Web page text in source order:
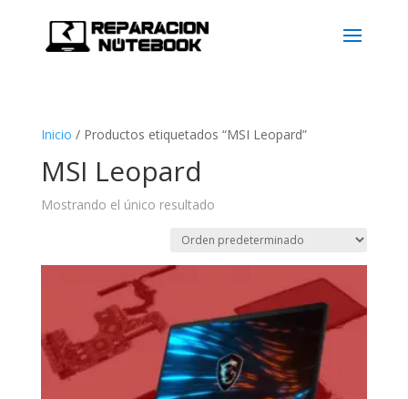
Inicio / Productos etiquetados “MSI Leopard”
MSI Leopard
Mostrando el único resultado